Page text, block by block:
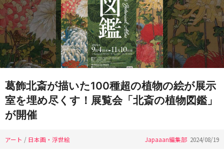
葛飾北斎が描いた100種超の植物の絵が展示
室を埋め尽くす！展覧会「北斎の植物図鑑」
が開催
アート / 日本画・浮世絵 Japaaan編集部 2024/08/19